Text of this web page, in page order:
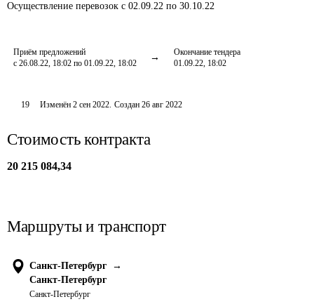
Осуществление перевозок с 02.09.22 по 30.10.22
Приём предложений
с 26.08.22, 18:02 по 01.09.22, 18:02
Окончание тендера
01.09.22, 18:02
19 Изменён2 сен 2022. Создан 26 авг 2022
Стоимость контракта
20 215 084,34
Маршруты и транспорт
Санкт-Петербург
→
Санкт-Петербург
Санкт-Петербург